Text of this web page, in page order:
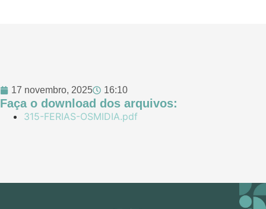
17 novembro, 2025 16:10
Faça o download dos arquivos:
315-FERIAS-OSMIDIA.pdf